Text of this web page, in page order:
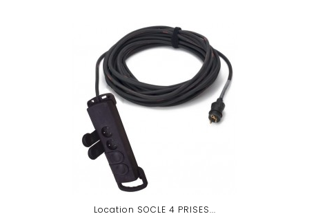
Location SOCLE 4 PRISES...